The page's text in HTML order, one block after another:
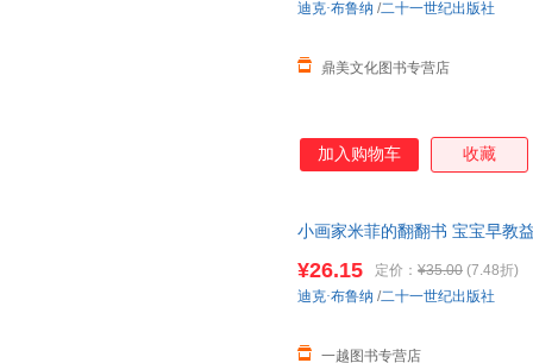
鼎美文化图书专营店
迪克·布鲁纳 /二十一世纪出版社
加入购物车 收藏
小画家米菲的翻翻书 宝宝早教
¥26.15 定价： ¥35.00 (7.48折)
一越图书专营店
迪克·布鲁纳 /二十一世纪出版社